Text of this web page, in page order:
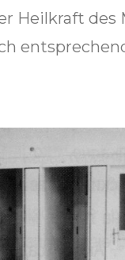
Heilkraft des